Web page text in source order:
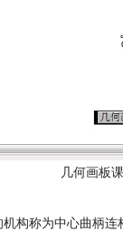
几何画板
构称为中心曲柄